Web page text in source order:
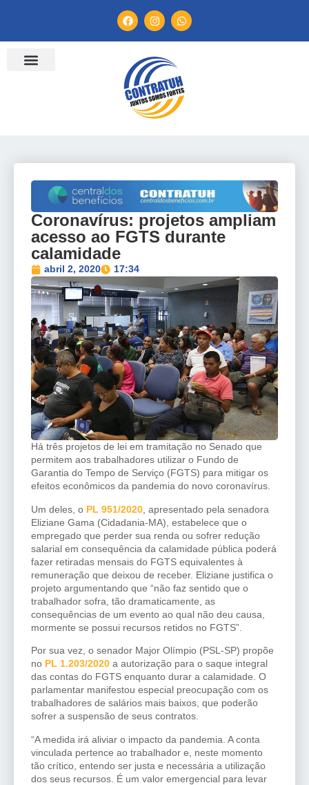
Coronavírus: projetos ampliam
acesso ao FGTS durante
calamidade
abril 2, 2020 17:34
Há três projetos de lei em tramitação no Senado que
permitem aos trabalhadores utilizar o Fundo de
Garantia do Tempo de Serviço (FGTS) para mitigar os
efeitos econômicos da pandemia do novo coronavírus.
Um deles, o PL 951/2020 , apresentado pela senadora
Eliziane Gama (Cidadania-MA), estabelece que o
empregado que perder sua renda ou sofrer redução
salarial em consequência da calamidade pública poderá
fazer retiradas mensais do FGTS equivalentes à
remuneração que deixou de receber. Eliziane justifica o
projeto argumentando que “não faz sentido que o
trabalhador sofra, tão dramaticamente, as
consequências de um evento ao qual não deu causa,
mormente se possui recursos retidos no FGTS”.
Por sua vez, o senador Major Olímpio (PSL-SP) propõe
no PL 1.203/2020 a autorização para o saque integral
das contas do FGTS enquanto durar a calamidade. O
parlamentar manifestou especial preocupação com os
trabalhadores de salários mais baixos, que poderão
sofrer a suspensão de seus contratos.
“A medida irá aliviar o impacto da pandemia. A conta
vinculada pertence ao trabalhador e, neste momento
tão crítico, entendo ser justa e necessária a utilização
dos seus recursos. É um valor emergencial para levar